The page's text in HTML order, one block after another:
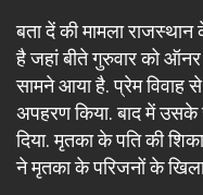
बता दें की मामला
है जहां बीते गुरुवार को
सामने आया है. प्रेम विवाह
अपहरण किया. बाद में उसके
दिया. मृतका के पति की
ने मृतका के परिजनों के